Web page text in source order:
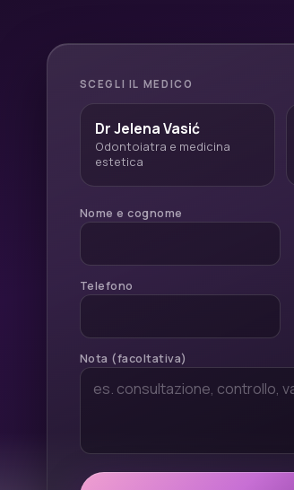
SCEGLI IL MEDICO
Dr Jelena Vasić
Odontoiatra e medicina
estetica
Nome e cognome
Telefono
Nota (facoltativa)